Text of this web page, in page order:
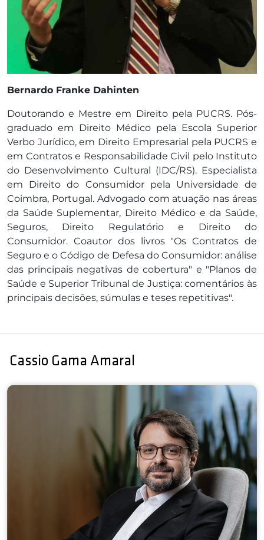
Bernardo Franke Dahinten
Doutorando e Mestre em Direito pela PUCRS. Pós-
graduado em Direito Médico pela Escola Superior
Verbo Jurídico, em Direito Empresarial pela PUCRS e
em Contratos e Responsabilidade Civil pelo Instituto
do Desenvolvimento Cultural (IDC/RS). Especialista
em Direito do Consumidor pela Universidade de
Coimbra, Portugal. Advogado com atuação nas áreas
da Saúde Suplementar, Direito Médico e da Saúde,
Seguros, Direito Regulatório e Direito do
Consumidor. Coautor dos livros "Os Contratos de
Seguro e o Código de Defesa do Consumidor: análise
das principais negativas de cobertura" e "Planos de
Saúde e Superior Tribunal de Justiça: comentários às
principais decisões, súmulas e teses repetitivas".
Cassio Gama Amaral